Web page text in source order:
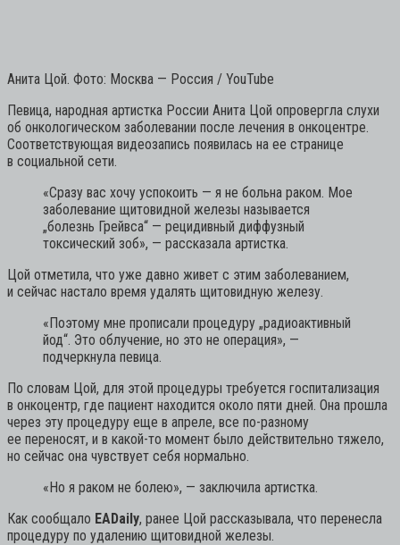
Анита Цой. Фото: Москва — Россия / YouTube
Певица, народная артистка России Анита Цой опровергла слухи
об онкологическом заболевании после лечения в онкоцентре.
Соответствующая видеозапись появилась на ее странице
в социальной сети.
«Сразу вас хочу успокоить — я не больна раком. Мое
заболевание щитовидной железы называется
„болезнь Грейвса“ — рецидивный диффузный
токсический зоб», — рассказала артистка.
Цой отметила, что уже давно живет с этим заболеванием,
и сейчас настало время удалять щитовидную железу.
«Поэтому мне прописали процедуру „радиоактивный
йод“. Это облучение, но это не операция», —
подчеркнула певица.
По словам Цой, для этой процедуры требуется госпитализация
в онкоцентр, где пациент находится около пяти дней. Она прошла
через эту процедуру еще в апреле, все по-разному
ее переносят, и в какой-то момент было действительно тяжело,
но сейчас она чувствует себя нормально.
«Но я раком не болею», — заключила артистка.
Как сообщало EADaily, ранее Цой рассказывала, что перенесла
процедуру по удалению щитовидной железы.